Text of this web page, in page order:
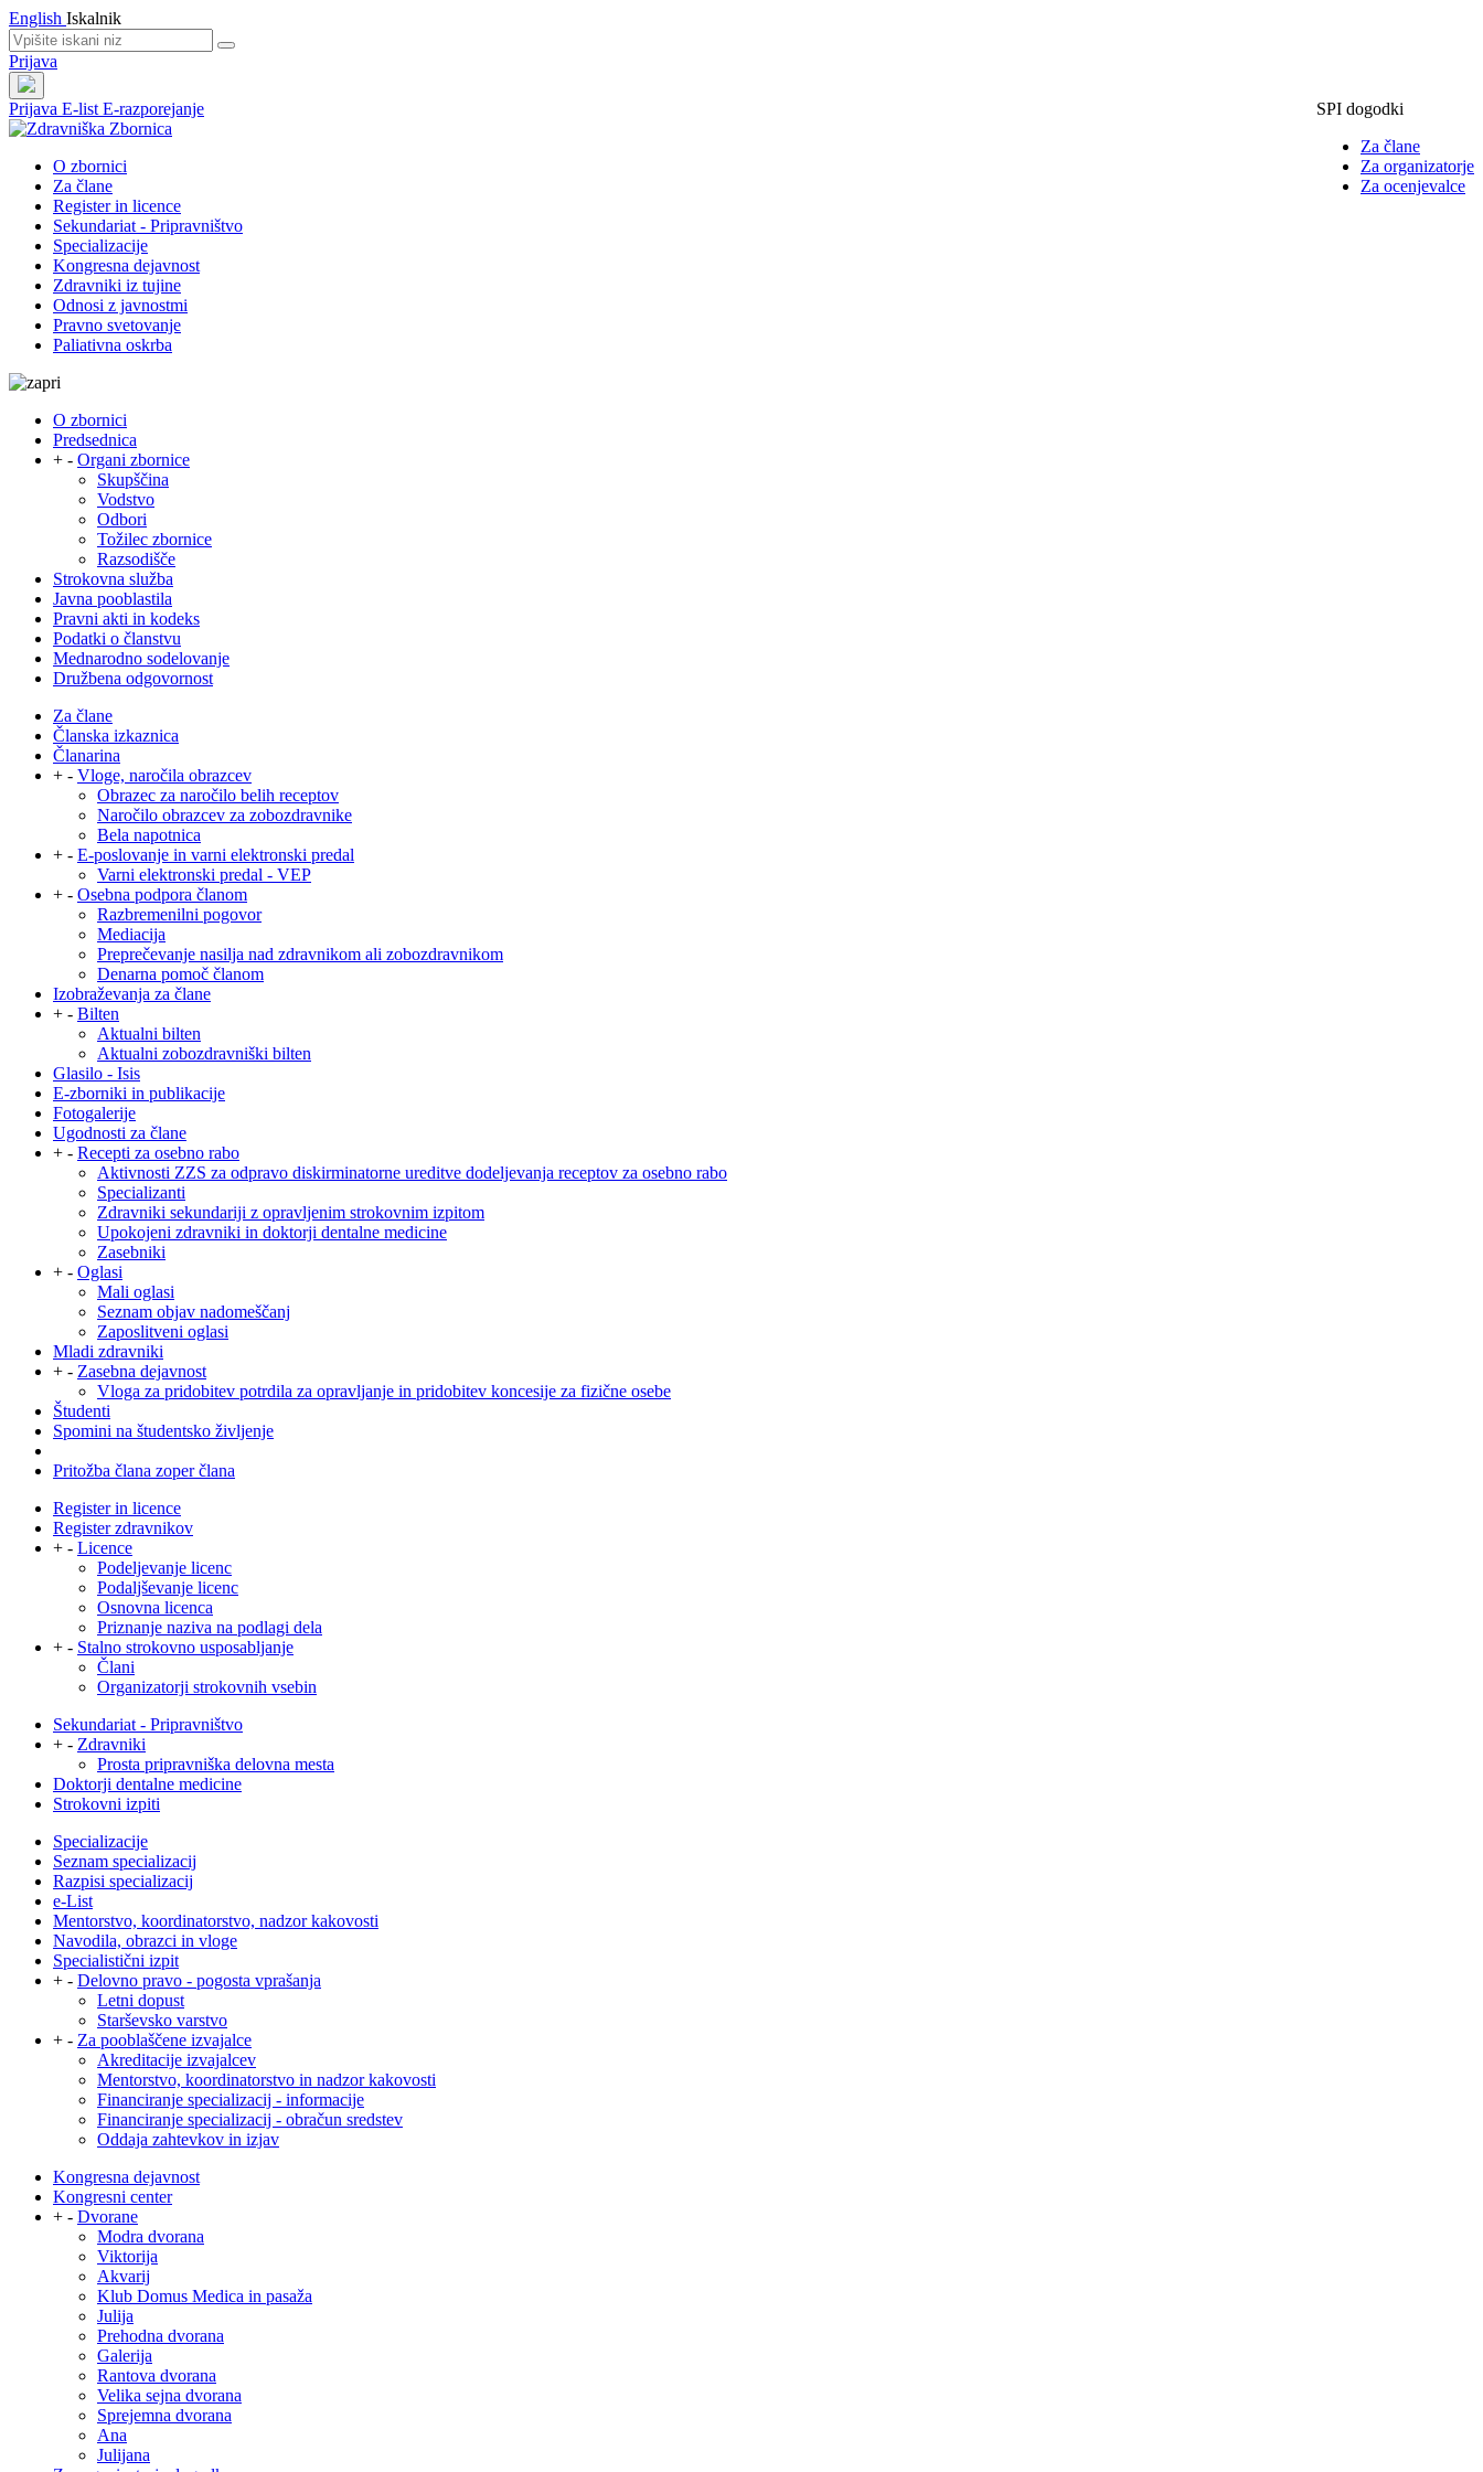
English Iskalnik
Prijava
Prijava
SPI dogodki
Za člane
Za organizatorje
Za ocenjevalce
E-list E-razporejanje
O zbornici
Za člane
Register in licence
Sekundariat - Pripravništvo
Specializacije
Kongresna dejavnost
Zdravniki iz tujine
Odnosi z javnostmi
Pravno svetovanje
Paliativna oskrba
O zbornici
Predsednica
+ - Organi zbornice
Skupščina
Vodstvo
Odbori
Tožilec zbornice
Razsodišče
Strokovna služba
Javna pooblastila
Pravni akti in kodeks
Podatki o članstvu
Mednarodno sodelovanje
Družbena odgovornost
Za člane
Članska izkaznica
Članarina
+ - Vloge, naročila obrazcev
Obrazec za naročilo belih receptov
Naročilo obrazcev za zobozdravnike
Bela napotnica
+ - E-poslovanje in varni elektronski predal
Varni elektronski predal - VEP
+ - Osebna podpora članom
Razbremenilni pogovor
Mediacija
Preprečevanje nasilja nad zdravnikom ali zobozdravnikom
Denarna pomoč članom
Izobraževanja za člane
+ - Bilten
Aktualni bilten
Aktualni zobozdravniški bilten
Glasilo - Isis
E-zborniki in publikacije
Fotogalerije
Ugodnosti za člane
+ - Recepti za osebno rabo
Aktivnosti ZZS za odpravo diskirminatorne ureditve dodeljevanja receptov za osebno rabo
Specializanti
Zdravniki sekundariji z opravljenim strokovnim izpitom
Upokojeni zdravniki in doktorji dentalne medicine
Zasebniki
+ - Oglasi
Mali oglasi
Seznam objav nadomeščanj
Zaposlitveni oglasi
Mladi zdravniki
+ - Zasebna dejavnost
Vloga za pridobitev potrdila za opravljanje in pridobitev koncesije za fizične osebe
Študenti
Spomini na študentsko življenje
Pritožba člana zoper člana
Register in licence
Register zdravnikov
+ - Licence
Podeljevanje licenc
Podaljševanje licenc
Osnovna licenca
Priznanje naziva na podlagi dela
+ - Stalno strokovno usposabljanje
Člani
Organizatorji strokovnih vsebin
Sekundariat - Pripravništvo
+ - Zdravniki
Prosta pripravniška delovna mesta
Doktorji dentalne medicine
Strokovni izpiti
Specializacije
Seznam specializacij
Razpisi specializacij
e-List
Mentorstvo, koordinatorstvo, nadzor kakovosti
Navodila, obrazci in vloge
Specialistični izpit
+ - Delovno pravo - pogosta vprašanja
Letni dopust
Starševsko varstvo
+ - Za pooblaščene izvajalce
Akreditacije izvajalcev
Mentorstvo, koordinatorstvo in nadzor kakovosti
Financiranje specializacij - informacije
Financiranje specializacij - obračun sredstev
Oddaja zahtevkov in izjav
Kongresna dejavnost
Kongresni center
+ - Dvorane
Modra dvorana
Viktorija
Akvarij
Klub Domus Medica in pasaža
Julija
Prehodna dvorana
Galerija
Rantova dvorana
Velika sejna dvorana
Sprejemna dvorana
Ana
Julijana